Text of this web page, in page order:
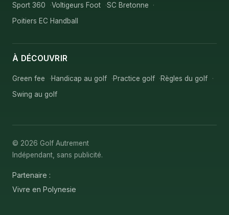
Sport 360 Voltigeurs Foot
SC Bretonne
Poitiers EC Handball
À DÉCOUVRIR
Green fee Handicap au golf Practice golf
Règles du golf
Swing au golf
© 2026 Golf Autrement
Indépendant, sans publicité.
Partenaire :
Vivre en Polynesie